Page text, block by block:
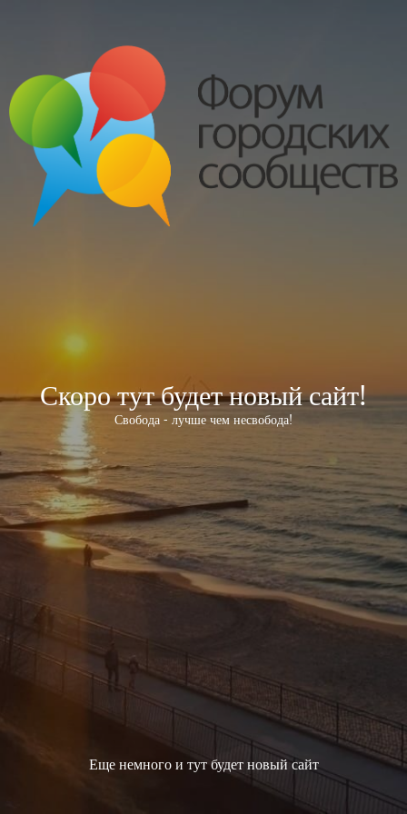
Скоро тут будет новый сайт!
Свобода - лучше чем несвобода!
Еще немного и тут будет новый сайт